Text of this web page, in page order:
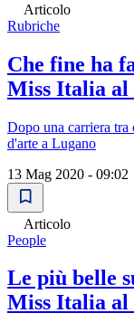
Articolo
Rubriche
Che fine ha
Miss Italia al
Dopo una carriera tra
d'arte a Lugano
13 Mag 2020 - 09:02
Articolo
People
Le più belle
Miss Italia al